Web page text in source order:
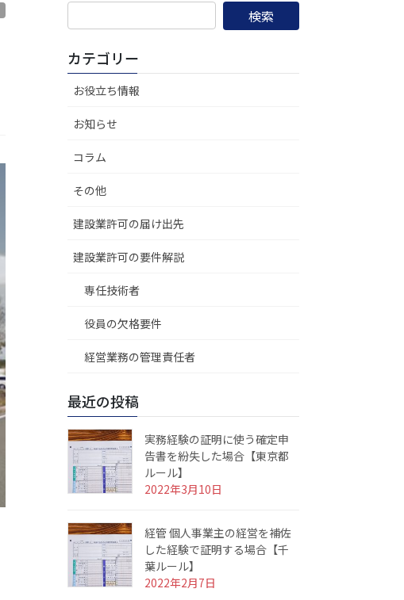
検
索:
カテゴリー
お役立ち情報
お知らせ
コラム
その他
建設業許可の届け出先
建設業許可の要件解説
専任技術者
役員の欠格要件
経営業務の管理責任者
最近の投稿
実務経験の証明に使う確定申
告書を紛失した場合【東京都
ルール】
2022年3月10日
経管 個人事業主の経営を補佐
した経験で証明する場合【千
葉ルール】
2022年2月7日